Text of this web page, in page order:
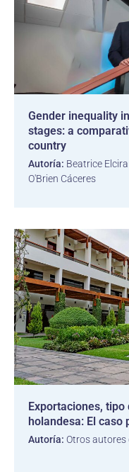
Gender inequality
stages: a
country
Autoría: Beatrice
O'Brien Cáceres
Exportaciones,
holandesa: El caso
Autoría: Otros autores